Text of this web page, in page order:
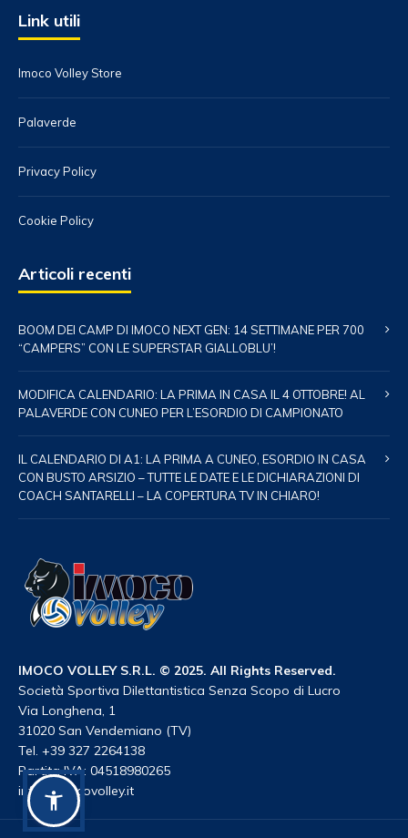
Link utili
Imoco Volley Store
Palaverde
Privacy Policy
Cookie Policy
Articoli recenti
BOOM DEI CAMP DI IMOCO NEXT GEN: 14 SETTIMANE PER 700
“CAMPERS” CON LE SUPERSTAR GIALLOBLU’!
MODIFICA CALENDARIO: LA PRIMA IN CASA IL 4 OTTOBRE! AL
PALAVERDE CON CUNEO PER L’ESORDIO DI CAMPIONATO
IL CALENDARIO DI A1: LA PRIMA A CUNEO, ESORDIO IN CASA
CON BUSTO ARSIZIO – TUTTE LE DATE E LE DICHIARAZIONI DI
COACH SANTARELLI – LA COPERTURA TV IN CHIARO!
IMOCO VOLLEY S.R.L. © 2025. All Rights Reserved.
Società Sportiva Dilettantistica Senza Scopo di Lucro
Via Longhena, 1
31020 San Vendemiano (TV)
Tel. +39 327 2264138
Partita IVA: 04518980265
info@imocovolley.it